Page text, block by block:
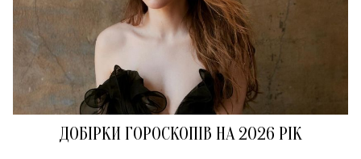
ДОБІРКИ ГОРОСКОПІВ НА 2026 РІК